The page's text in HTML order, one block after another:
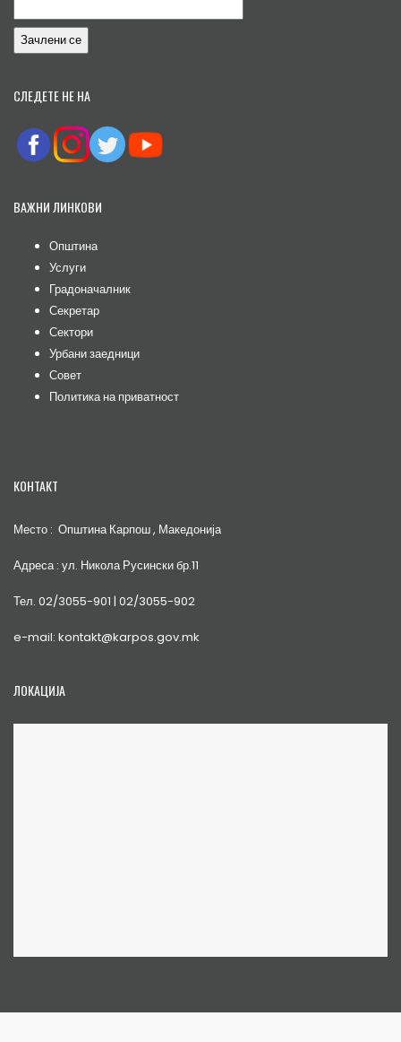
СЛЕДЕТЕ НЕ НА
ВАЖНИ ЛИНКОВИ
Општина
Услуги
Градоначалник
Секретар
Сектори
Урбани заедници
Совет
Политика на приватност
КОНТАКТ
Место : Општина Карпош , Македонија
Адреса : ул. Никола Русински бр.11
Тел. 02/3055-901 | 02/3055-902
e-mail: kontakt@karpos.gov.mk
ЛОКАЦИЈА